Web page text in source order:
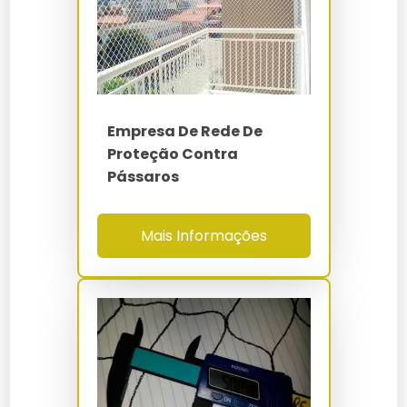
Instalação Rede De Proteção Para
Indústria
Instalar Tela De Proteção
Preço De Instalação De Tela De Proteção
Preço De Rede De Proteção Instalada
Rede De Proteção Instalação
Rede De Proteção Instalar
Tela De Proteção Instalação
Rede De Proteção Campo De Futebol
Rede De Proteção Comprar
Rede De Proteção Construção Civil
Rede De Proteção Contra Insetos
Rede De Proteção Contra Pombos
Rede De Proteção De Polietileno
Rede De Proteção Em Campinas
Rede De Proteção Em Mauá
(Taber CS-10)
Normas
NBR 16046-1/2/3 -
NR-12 - NR-18 - NR-
35
Empresa De Rede De
Proteção Contra
Pássaros
Mais Informações